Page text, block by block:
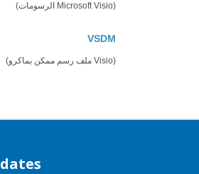
(Microsoft Visio الرسومات)
VSDM
(Visio ملف رسم ممكن بماكرو)